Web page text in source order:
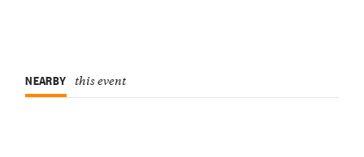
NEARBY this event